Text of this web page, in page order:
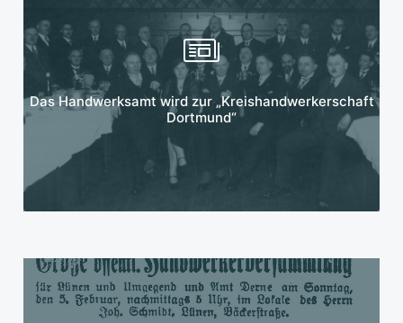
Das Handwerksamt wird zur „Kreishandwerkerschaft
Dortmund“
Mehr erfahren